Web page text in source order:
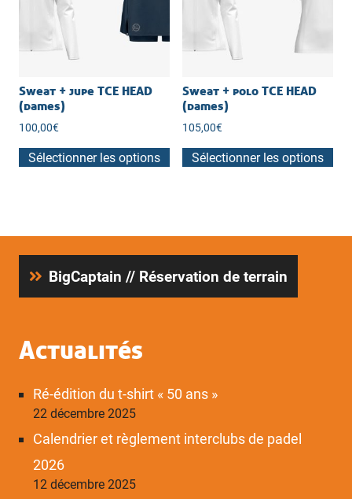
peuvent
choisies
la
page
du
produit
Sweat + jupe TCE HEAD
(dames)
100,00€
Sélectionner les options
Sweat + polo TCE HEAD
(dames)
105,00€
Sélectionner les options
BigCaptain // Réservation de terrain
Actualités
Ré-édition du t-shirt « 50 ans »
22 décembre 2025
Calendrier et règlement interclubs de padel
2026
12 décembre 2025